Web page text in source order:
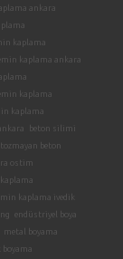
ankara
kaplama
kaplama ankara
kaplama
kaplama
beton silimi
tozmayan beton
ostim
kaplama ivedik
endüstriyel boya
metal boyama